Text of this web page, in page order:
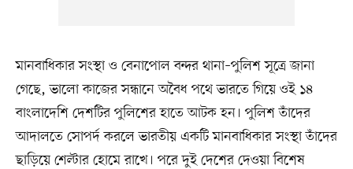
মানবাধিকার সংস্থা ও বেনাপোল বন্দর থানা–পুলিশ সূত্রে জানা
গেছে, ভালো কাজের সন্ধানে অবৈধ পথে ভারতে গিয়ে ওই ১৪
বাংলাদেশি দেশটির পুলিশের হাতে আটক হন। পুলিশ তাঁদের
আদালতে সোপর্দ করলে ভারতীয় একটি মানবাধিকার সংস্থা তাঁদের
ছাড়িয়ে শেল্টার হোমে রাখে। পরে দুই দেশের দেওয়া বিশেষ